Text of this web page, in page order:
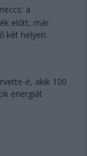
a
előtt, már
két helyen.
é, akik 100
energiát